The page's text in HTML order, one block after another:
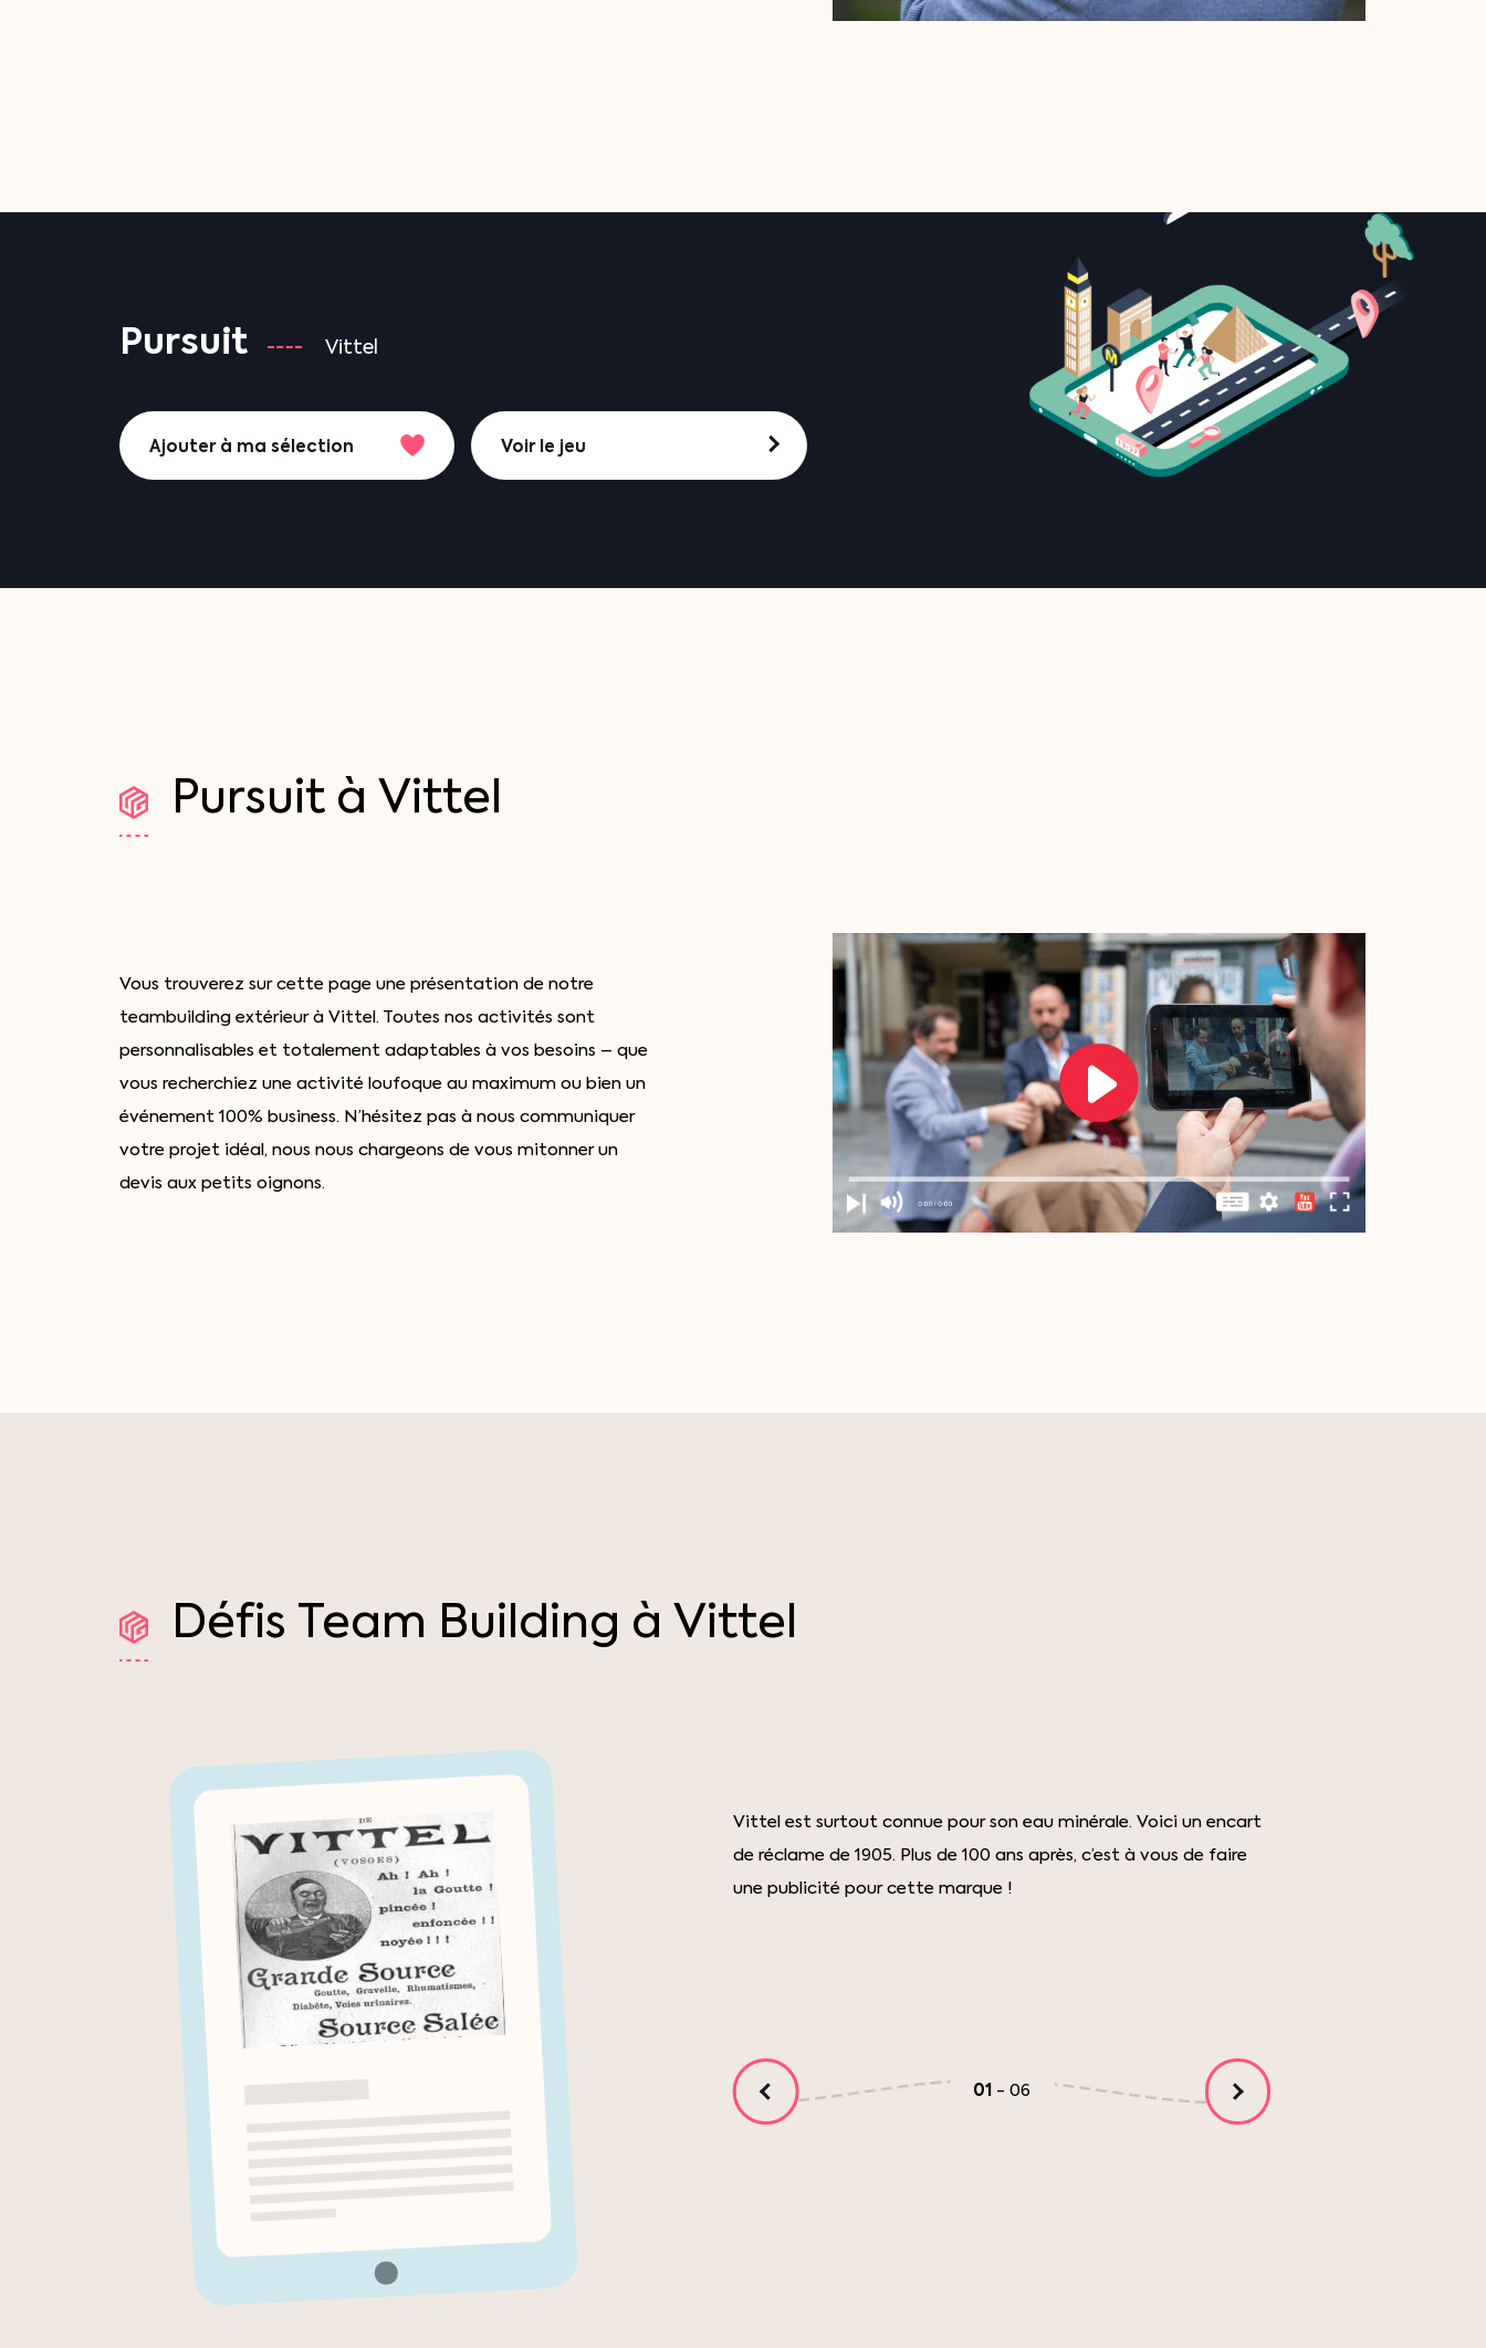
Pursuit Vittel
Ajouter à ma sélection Voir le jeu
Pursuit à Vittel
Vous trouverez sur cette page une présentation de notre
teambuilding extérieur à Vittel. Toutes nos activités sont
personnalisables et totalement adaptables à vos besoins – que
vous recherchiez une activité loufoque au maximum ou bien un
événement 100% business. N’hésitez pas à nous communiquer
votre projet idéal, nous nous chargeons de vous mitonner un
devis aux petits oignons.
Défis Team Building à Vittel
Vittel est surtout connue pour son eau minérale. Voici un encart
de réclame de 1905. Plus de 100 ans après, c’est à vous de faire
une publicité pour cette marque !
01 -06